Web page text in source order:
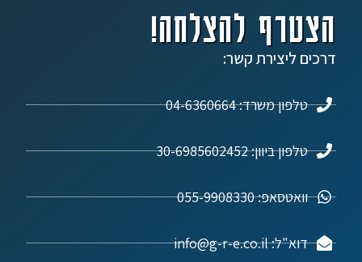
הצטרף להצלחה!
דרכים ליצירת קשר:
טלפון משרד: 04-6360664
טלפון ביוון: 30-6985602452
וואטסאפ: 055-9908330
דוא"ל: info@g-r-e.co.il